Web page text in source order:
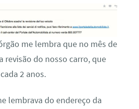
me lembra que no mês de
revisão do nosso carro, que
2 anos.
lembrava do endereço da